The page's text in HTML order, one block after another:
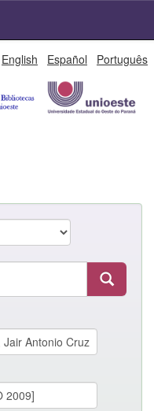
English Español Português